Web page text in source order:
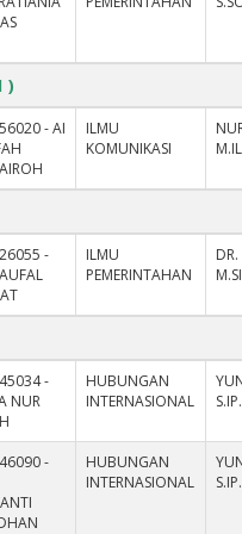
)
- AI
ILMU
KOMUNIKASI
-
ILMU
PEMERINTAHAN
M.SI
-
NUR
HUBUNGAN
INTERNASIONAL
-
HUBUNGAN
INTERNASIONAL